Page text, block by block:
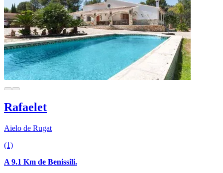
Rafaelet
Aielo de Rugat
(1)
A 9.1 Km de Benissili.